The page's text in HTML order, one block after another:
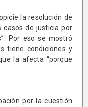
la resolución de
casos de justicia por
Por eso se mostró
tiene condiciones y
la afecta “porque
por la cuestión